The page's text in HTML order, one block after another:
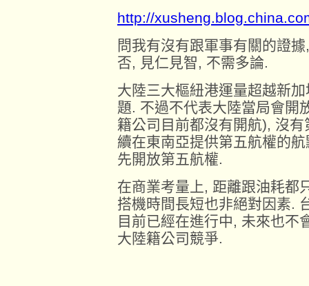
http://
問我有沒有跟軍事有關的證
否, 見仁見智, 不需多論.
大陸三大樞紐港運量超越新
題. 不過不代表大陸當局會開
籍公司目前都沒有開航), 沒
續在東南亞提供第五航權的
先開放第五航權.
在商業考量上, 距離跟油耗都
搭機時間長短也非絕對因素.
目前已經在進行中, 未來也不
大陸籍公司競爭.